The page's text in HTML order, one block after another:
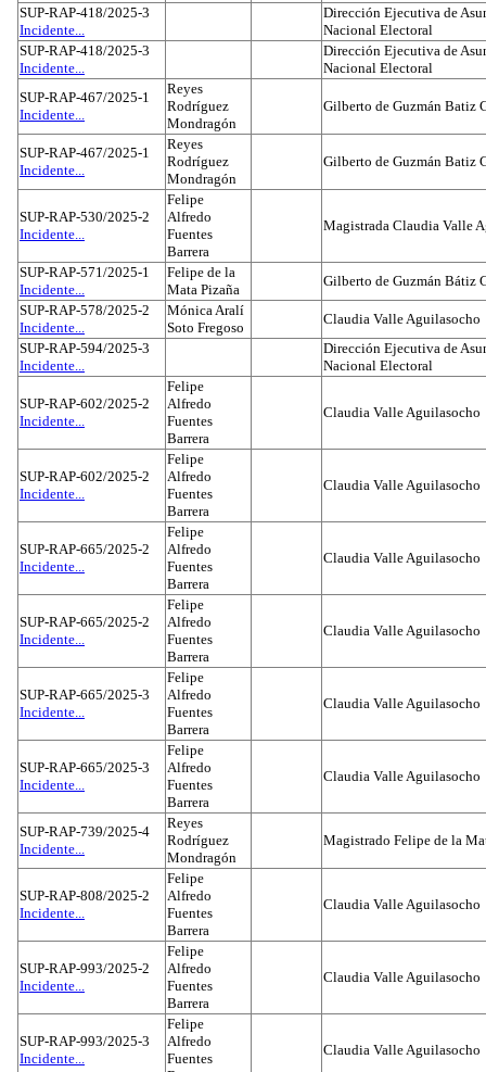
SUP-RAP-418/2025-3
Incidente...
Dirección Ejecutiva de
Nacional Electoral
SUP-RAP-418/2025-3
Incidente...
Dirección Ejecutiva de
Nacional Electoral
SUP-RAP-467/2025-1
Incidente...
Reyes
Rodríguez
Mondragón
Gilberto de Guzmán Batiz
SUP-RAP-467/2025-1
Incidente...
Reyes
Rodríguez
Mondragón
Gilberto de Guzmán Batiz
SUP-RAP-530/2025-2
Incidente...
Felipe
Alfredo
Fuentes
Barrera
Magistrada Claudia Valle
SUP-RAP-571/2025-1
Incidente...
Felipe de la
Mata Pizaña
Gilberto de Guzmán Bátiz
SUP-RAP-578/2025-2
Incidente...
Mónica Aralí
Soto Fregoso
Claudia Valle Aguilasocho
SUP-RAP-594/2025-3
Incidente...
Dirección Ejecutiva de
Nacional Electoral
SUP-RAP-602/2025-2
Incidente...
Felipe
Alfredo
Fuentes
Barrera
Claudia Valle Aguilasocho
SUP-RAP-602/2025-2
Incidente...
Felipe
Alfredo
Fuentes
Barrera
Claudia Valle Aguilasocho
SUP-RAP-665/2025-2
Incidente...
Felipe
Alfredo
Fuentes
Barrera
Claudia Valle Aguilasocho
SUP-RAP-665/2025-2
Incidente...
Felipe
Alfredo
Fuentes
Barrera
Claudia Valle Aguilasocho
SUP-RAP-665/2025-3
Incidente...
Felipe
Alfredo
Fuentes
Barrera
Claudia Valle Aguilasocho
SUP-RAP-665/2025-3
Incidente...
Felipe
Alfredo
Fuentes
Barrera
Claudia Valle Aguilasocho
SUP-RAP-739/2025-4
Incidente...
Reyes
Rodríguez
Mondragón
Magistrado Felipe de la
SUP-RAP-808/2025-2
Incidente...
Felipe
Alfredo
Fuentes
Barrera
Claudia Valle Aguilasocho
SUP-RAP-993/2025-2
Incidente...
Felipe
Alfredo
Fuentes
Barrera
Claudia Valle Aguilasocho
SUP-RAP-993/2025-3
Incidente...
Felipe
Alfredo
Fuentes
Claudia Valle Aguilasocho